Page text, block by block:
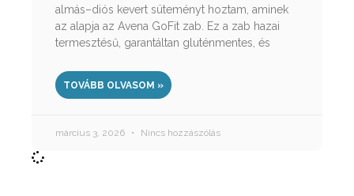
almás–diós kevert süteményt hoztam, aminek
az alapja az Avena GoFit zab. Ez a zab hazai
termesztésű, garantáltan gluténmentes, és
TOVÁBB OLVASOM »
március 3, 2026 Nincs hozzászólás